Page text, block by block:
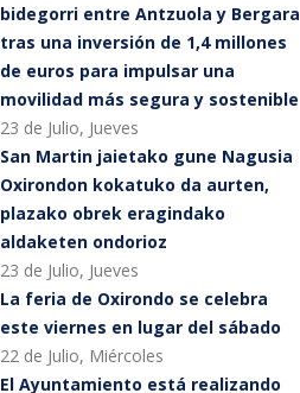
bidegorri entre Antzuola y Bergara
tras una inversión de 1,4 millones
de euros para impulsar una
movilidad más segura y sostenible
23 de Julio, Jueves
San Martin jaietako gune Nagusia
Oxirondon kokatuko da aurten,
plazako obrek eragindako
aldaketen ondorioz
23 de Julio, Jueves
La feria de Oxirondo se celebra
este viernes en lugar del sábado
22 de Julio, Miércoles
El Ayuntamiento está realizando